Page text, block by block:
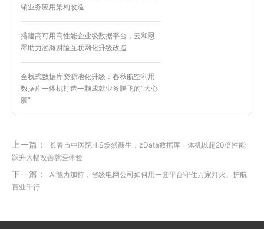
销业务应用架构改造
搭建高可用高性能企业级数据平台，云和恩
墨助力渤海财险互联网化升级改造
全栈式数据库资源池化升级：春秋航空利用
数据库一体机打造一颗成就业务腾飞的“大心
脏”
上一篇： 长春市中医院HIS焕然新生，zData数据库一体机以超20倍性能
跃升大幅改善就医体验
下一篇：
AI能力加持，省级电网公司如何用一套平台守住万家灯火、护航
百业千行